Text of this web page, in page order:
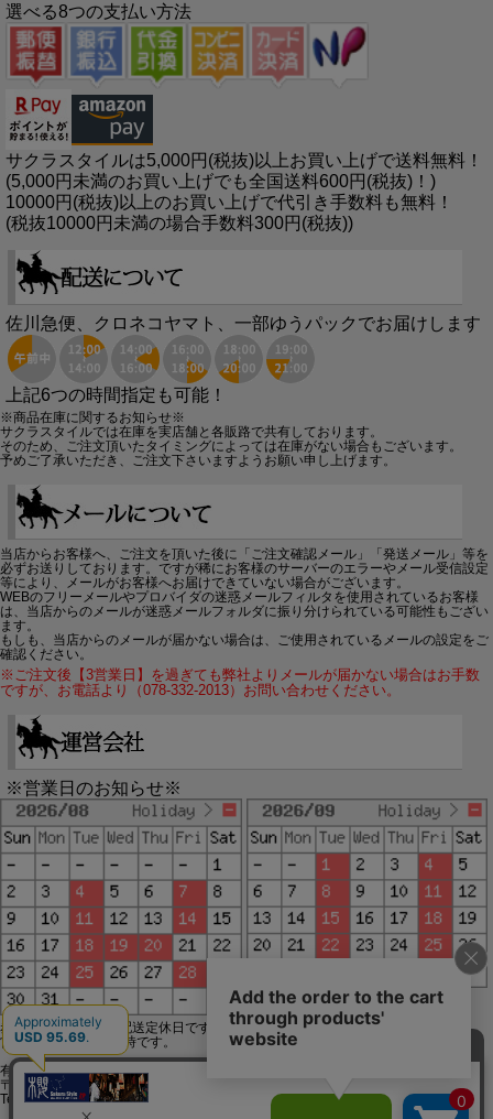
選べる8つの支払い方法
サクラスタイルは5,000円(税抜)以上お買い上げで送料無料！
(5,000円未満のお買い上げでも全国送料600円(税抜)！)
10000円(税抜)以上のお買い上げで代引き手数料も無料！
(税抜10000円未満の場合手数料300円(税抜))
佐川急便、クロネコヤマト、一部ゆうパックでお届けします
上記6つの時間指定も可能！
※商品在庫に関するお知らせ※
サクラスタイルでは在庫を実店舗と各販路で共有しております。
そのため、ご注文頂いたタイミングによっては在庫がない場合もございます。
予めご了承いただき、ご注文下さいますようお願い申し上げます。
当店からお客様へ、ご注文を頂いた後に「ご注文確認メール」「発送メール」等を
必ずお送りしております。ですが稀にお客様のサーバーのエラーやメール受信設定
等により、メールがお客様へお届けできていない場合がございます。
WEBのフリーメールやプロバイダの迷惑メールフィルタを使用されているお客様
は、当店からのメールが迷惑メールフォルダに振り分けられている可能性もござい
ます。
もしも、当店からのメールが届かない場合は、ご使用されているメールの設定をご
確認ください。
※ご注文後【3営業日】を過ぎても弊社よりメールが届かない場合はお手数
ですが、お電話より（078-332-2013）お問い合わせください。
※営業日のお知らせ※
赤字で塗られた日は配送定休日です。
営業時間は11時～19時です。
有限会社ジップジップ SakuraStyle通販事業部
〒650-0021 神戸市中央区三宮町3-9-19イトウビル1,4F
Tel:078-332-2013 FAX:078-333-6644